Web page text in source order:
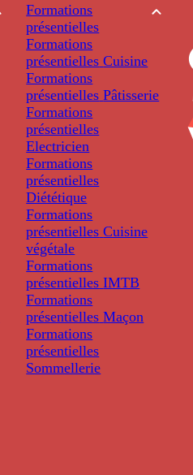
Formations
présentielles
Formations
présentielles Cuisine
Formations
présentielles Pâtisserie
Formations
présentielles
Electricien
Formations
présentielles
Diététique
Formations
présentielles Cuisine
végétale
Formations
présentielles IMTB
Formations
présentielles Maçon
Formations
présentielles
Sommellerie